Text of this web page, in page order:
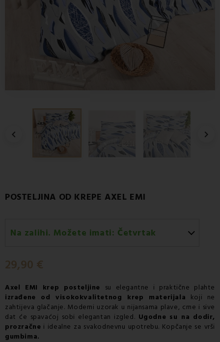
 
POSTELJINA OD KREPE AXEL EMI
Na zalihi. Možete imati: Četvrtak
29,90 €
Axel EMI krep posteljine su elegantne i praktične plahte
izrađene od visokokvalitetnog krep materijala koji ne
zahtijeva glačanje. Moderni uzorak u nijansama plave, crne i sive
dat će spavaćoj sobi elegantan izgled. Ugodne su na dodir,
prozračne i idealne za svakodnevnu upotrebu. Kopčanje se vrši
gumbima.